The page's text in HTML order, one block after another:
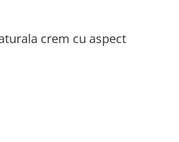
crem cu aspect